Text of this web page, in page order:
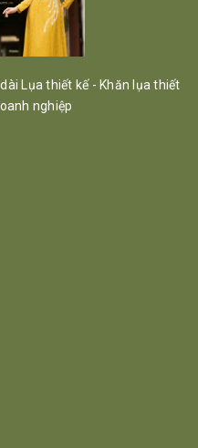
Lụa thiết kế - Khăn lụa thiết
nghiệp